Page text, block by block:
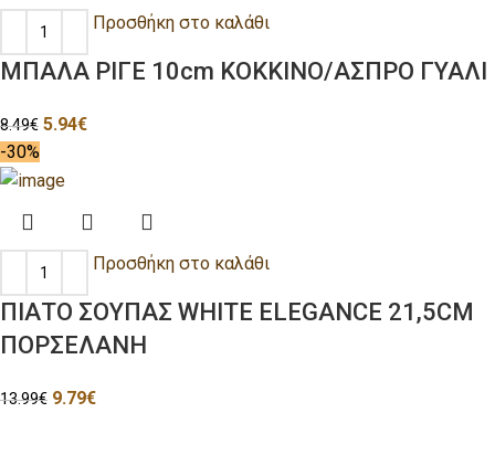
Προσθήκη στο καλάθι
ΜΠΑΛΑ ΡΙΓΕ 10cm ΚΟΚΚΙΝΟ/ΑΣΠΡΟ ΓΥΑΛΙ
8.49€ 5.94€
-30%
Προσθήκη στο καλάθι
ΠΙΑΤΟ ΣΟΥΠΑΣ WHITE ELEGANCE 21,5CΜ
ΠΟΡΣΕΛΑΝΗ
13.99€ 9.79€